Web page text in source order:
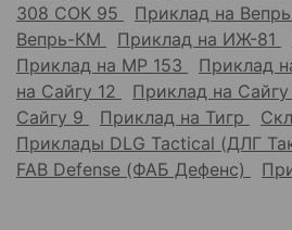
308 СОК 95
Приклад на
Вепрь-КМ
Приклад на ИЖ-81
Приклад на МР 153
Приклад
на Сайгу 12
Приклад на Сайгу
Сайгу 9
Приклад на Тигр
Приклады DLG Tactical (ДЛГ
FAB Defense (ФАБ Дефенс)